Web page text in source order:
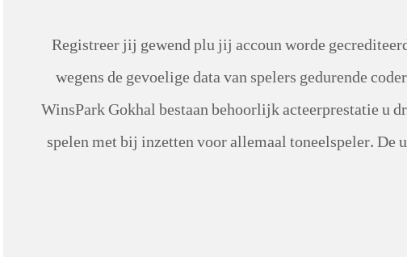
Registreer jij gewend plu jij accoun worde
wegens de gevoelige data van spelers gedurende
WinsPark Gokhal bestaan behoorlijk acteerprestatie u
spelen met bij inzetten voor allemaal toneelspeler.